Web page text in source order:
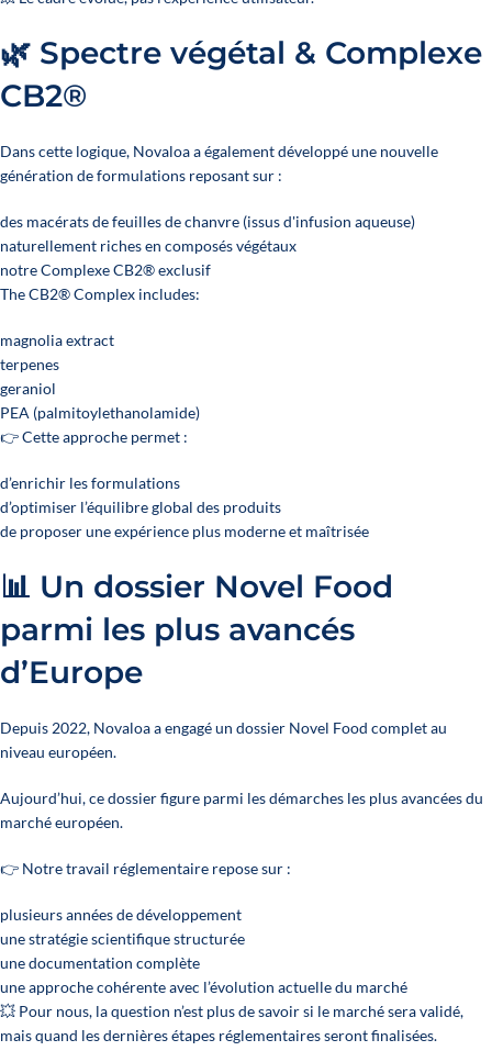
🌿 Spectre végétal & Complexe
CB2®
Dans cette logique, Novaloa a également développé une nouvelle
génération de formulations reposant sur :
des macérats de feuilles de chanvre (issus d'infusion aqueuse)
naturellement riches en composés végétaux
notre Complexe CB2® exclusif
The CB2® Complex includes:
magnolia extract
terpenes
geraniol
PEA (palmitoylethanolamide)
👉 Cette approche permet :
d’enrichir les formulations
d’optimiser l’équilibre global des produits
de proposer une expérience plus moderne et maîtrisée
📊 Un dossier Novel Food
parmi les plus avancés
d’Europe
Depuis 2022, Novaloa a engagé un dossier Novel Food complet au
niveau européen.
Aujourd’hui, ce dossier figure parmi les démarches les plus avancées du
marché européen.
👉 Notre travail réglementaire repose sur :
plusieurs années de développement
une stratégie scientifique structurée
une documentation complète
une approche cohérente avec l’évolution actuelle du marché
💥 Pour nous, la question n’est plus de savoir si le marché sera validé,
mais quand les dernières étapes réglementaires seront finalisées.